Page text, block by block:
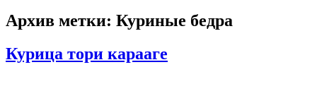
Архив метки: Куриные бедра
Курица тори карааге